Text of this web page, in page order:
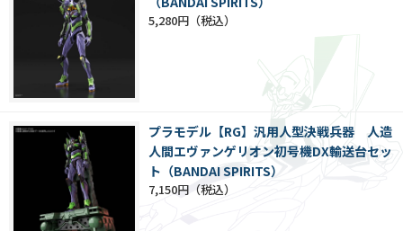
5,280円
プラモデル【RG】汎用人型決戦兵器 人造
人間エヴァンゲリオン初号機DX輸送台セッ
ト（BANDAI SPIRITS）
7,150円